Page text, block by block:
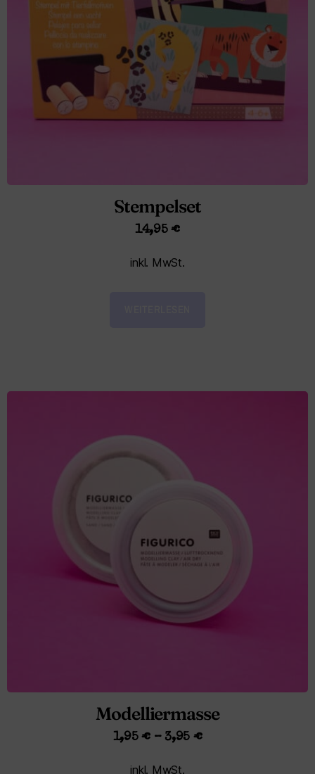
Stempelset
14,95€
inkl. MwSt.
Modelliermasse
1,95€– 3,95 €
inkl. MwSt.